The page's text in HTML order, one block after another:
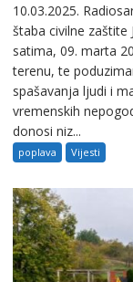
10.03.2025.
štaba civilne zaštite
satima, 09. marta
terenu, te
spašavanja ljudi i
vremenskih
donosi niz...
poplava Vijesti